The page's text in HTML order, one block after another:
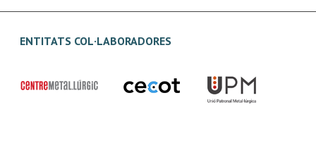
ENTITATS COL·LABORADORES